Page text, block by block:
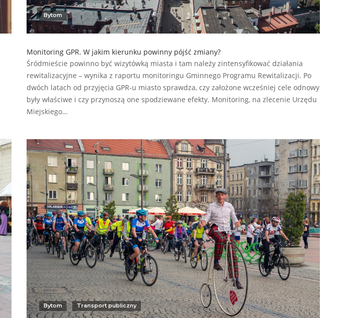
Bytom
Monitoring GPR. W jakim kierunku powinny pójść zmiany?
Śródmieście powinno być wizytówką miasta i tam należy zintensyfikować działania
rewitalizacyjne – wynika z raportu monitoringu Gminnego Programu Rewitalizacji. Po
dwóch latach od przyjęcia GPR-u miasto sprawdza, czy założone wcześniej cele odnowy
były właściwe i czy przynoszą one spodziewane efekty. Monitoring, na zlecenie Urzędu
Miejskiego…
Bytom Transport publiczny